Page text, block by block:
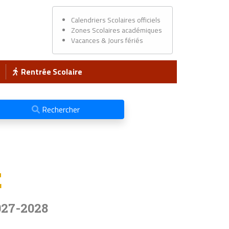
Calendriers Scolaires officiels
Zones Scolaires académiques
Vacances & Jours fériés
Rentrée Scolaire
Rechercher
2028